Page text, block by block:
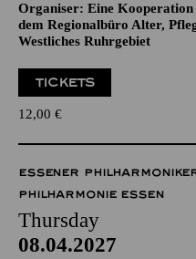
Organiser: Eine
dem Regionalbüro Alter,
Westliches Ruhrgebiet
TICKETS
12,00 €
ESSENER
PHILHARMONIE ESSEN
Thursday
08.04.2027